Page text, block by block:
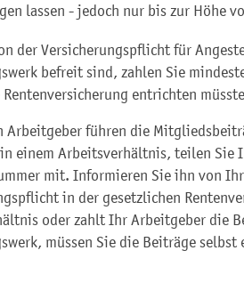
lassen - jedoch nur bis zur Höhe
der Versicherungspflicht für
befreit sind, zahlen Sie
Rentenversicherung entrichten
Arbeitgeber führen die
in einem Arbeitsverhältnis, teilen Sie
mit. Informieren Sie ihn von
in der gesetzlichen
oder zahlt Ihr Arbeitgeber die
müssen Sie die Beiträge selbst